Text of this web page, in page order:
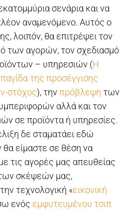
σενάρια και να
αναμενόμενο. Αυτός ο
λοιπόν, θα επιτρέψει τον
των αγορών, τον σχεδιασμό
– υπηρεσιών (Η
της προσέγγισης
στόχος), τηνπρόβλεψη των
αλλά και τον
σε προϊόντα ή υπηρεσίες.
δε σταματάει εδώ
είμαστε σε θέση να
τις αγορές μας απευθείας
σκέψεών μας,
τεχνολογική «εικονική
ενός εμφυτευμένου τσιπ